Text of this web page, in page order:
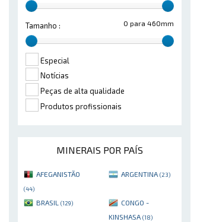
0 para 460mm
Tamanho :
Especial
Notícias
Peças de alta qualidade
Produtos profissionais
MINERAIS POR PAÍS
AFEGANISTÃO
(44)
ARGENTINA (23)
BRASIL (129)
CONGO -
KINSHASA (18)